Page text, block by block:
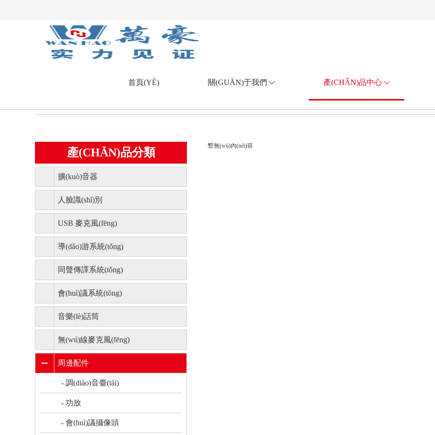
首頁(YÈ) 關(GUĀN)于我們 產(CHǍN)品中心
暫無(wú)內(nèi)容
產(CHǍN)品分類
擴(kuò)音器
人臉識(shí)別
USB 麥克風(fēng)
導(dǎo)游系統(tǒng)
同聲傳譯系統(tǒng)
會(huì)議系統(tǒng)
音樂(lè)話筒
無(wú)線麥克風(fēng)
周邊配件
- 調(diào)音臺(tái)
- 功放
- 會(huì)議攝像頭